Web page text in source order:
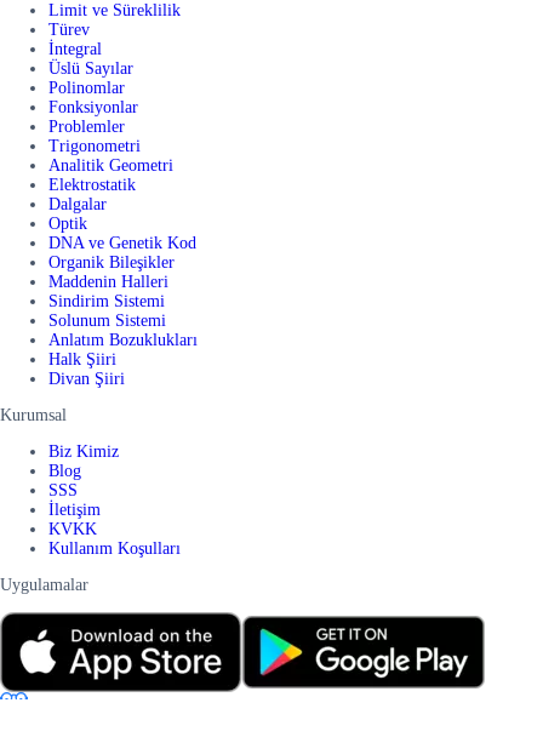
Limit ve Süreklilik
Türev
İntegral
Üslü Sayılar
Polinomlar
Fonksiyonlar
Problemler
Trigonometri
Analitik Geometri
Elektrostatik
Dalgalar
Optik
DNA ve Genetik Kod
Organik Bileşikler
Maddenin Halleri
Sindirim Sistemi
Solunum Sistemi
Anlatım Bozuklukları
Halk Şiiri
Divan Şiiri
Kurumsal
Biz Kimiz
Blog
SSS
İletişim
KVKK
Kullanım Koşulları
Uygulamalar